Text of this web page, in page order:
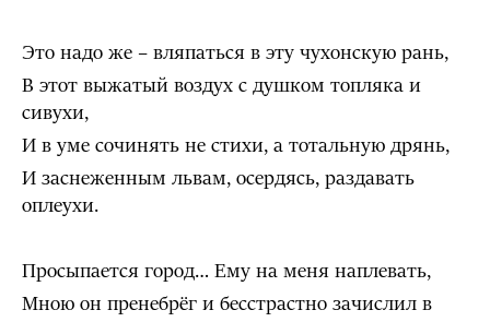
Это надо же – вляпаться в эту чухонскую рань,
В этот выжатый воздух с душком топляка и
сивухи,
И в уме сочинять не стихи, а тотальную дрянь,
И заснеженным львам, осердясь, раздавать
оплеухи.
Просыпается город… Ему на меня наплевать,
Мною он пренебрёг и бесстрастно зачислил в